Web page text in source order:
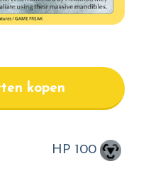
kopen
HP 100